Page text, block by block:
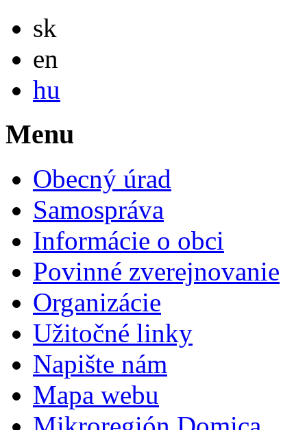
sk
en
hu
Menu
Obecný úrad
Samospráva
Informácie o obci
Povinné zverejnovanie
Organizácie
Užitočné linky
Napište nám
Mapa webu